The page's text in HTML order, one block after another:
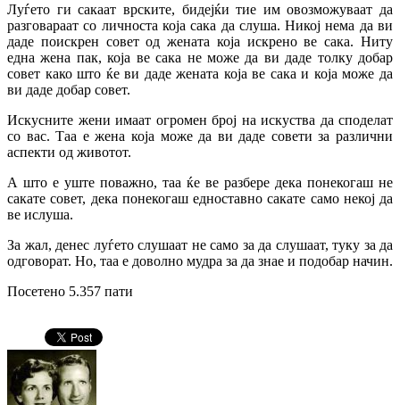
Луѓето ги сакаат врските, бидејќи тие им овозможуваат да
разговараат со личноста која сака да слуша. Никој нема да ви
даде поискрен совет од жената која искрено ве сака. Ниту
една жена пак, која ве сака не може да ви даде толку добар
совет како што ќе ви даде жената која ве сака и која може да
ви даде добар совет.
Искусните жени имаат огромен број на искуства да споделат
со вас. Таа е жена која може да ви даде совети за различни
аспекти од животот.
А што е уште поважно, таа ќе ве разбере дека понекогаш не
сакате совет, дека понекогаш едноставно сакате само некој да
ве ислуша.
За жал, денес луѓето слушаат не само за да слушаат, туку за да
одговорат. Но, таа е доволно мудра за да знае и подобар начин.
Посетено 5.357 пати